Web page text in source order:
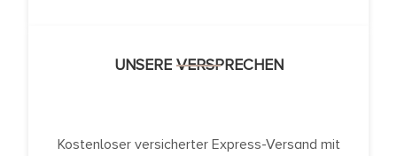
UNSERE VERSPRECHEN
Kostenloser versicherter Express-Versand mit